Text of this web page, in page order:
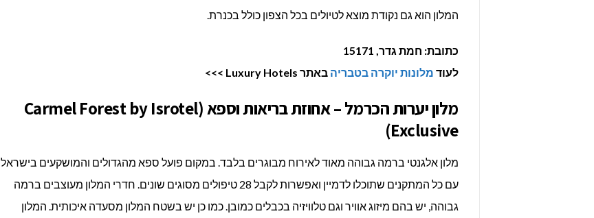
המלון הוא גם נקודת מוצא לטיולים בכל הצפון כולל בכנרת.
כתובת: חמת גדר, 15171
לעוד מלונות יוקרה בטבריה באתר Luxury Hotels >>>
מלון יערות הכרמל – אחוזת בריאות וספא (Carmel Forest by Isrotel
Exclusive)
מלון אלגנטי ברמה גבוהה מאוד לאירוח מבוגרים בלבד. במקום פועל ספא מהגדולים והמושקעים בישראל
עם כל המתקנים שתוכלו לדמיין ואפשרות לקבל 28 טיפולים מסוגים שונים. חדרי המלון מעוצבים ברמה
גבוהה, יש בהם מיזוג אוויר וגם טלוויזיה בכבלים כמובן. כמו כן יש בשטח המלון מסעדה איכותית. המלון